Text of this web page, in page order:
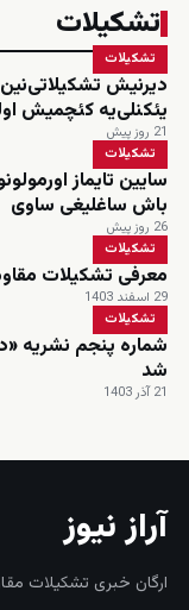
تشکیلات
تشکیلات
دیرنیش
یئکنلی‌یه کئچمیش
21 روز پیش
تشکیلات
سایین تایماز
باش ساغلیغی ساوی
26 روز پیش
تشکیلات
معرفی تشکیلات
29 اسفند 1403
تشکیلات
شد
21 آذر 1403
آراز نیوز
ارگان خبری تشکیلات